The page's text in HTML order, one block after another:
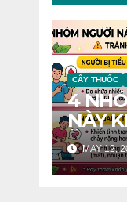
CÂY THUỐC
4
NÀY
ĂN
VÀO
MAY 12,